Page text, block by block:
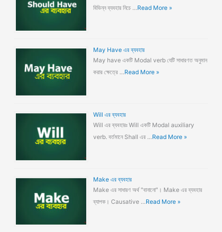
বিভিন্ন ব্যবহার নিচে …Read More »
May Have এর ব্যবহার
May have একটি Modal verb যেটি সাধারণত অনুমান
করার ক্ষেত্রে …Read More »
Will এর ব্যবহার
Will এর ব্যবহারঃ Will একটি Modal auxiliary
verb. বর্তমানে Shall এর …Read More »
Make এর ব্যবহার
Make এর সাধারণ অর্থ "বানানো"। Make এর ব্যবহার
ব্যাপক। Causative …Read More »